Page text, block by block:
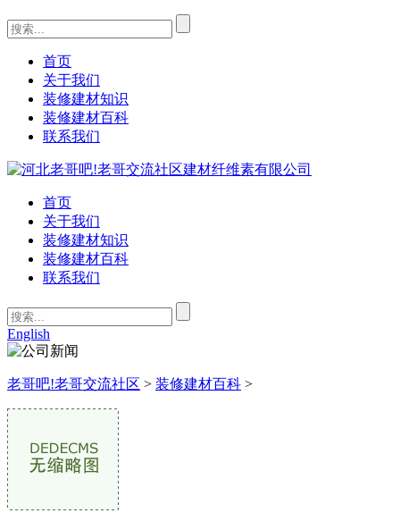
首页
关于我们
装修建材知识
装修建材百科
联系我们
首页
关于我们
装修建材知识
装修建材百科
联系我们
English
老哥吧!老哥交流社区 > 装修建材百科 >